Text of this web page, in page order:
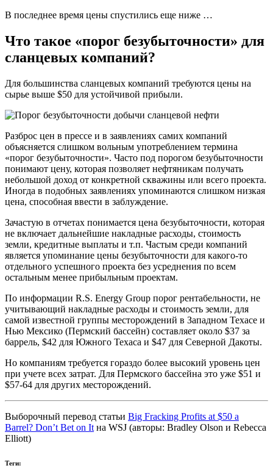
В последнее время цены спустились еще ниже …
Что такое «порог безубыточности» для
сланцевых компаний?
Для большинства сланцевых компаний требуются цены на
сырье выше $50 для устойчивой прибыли.
Разброс цен в прессе и в заявлениях самих компаний
объясняется слишком вольным употреблением термина
«порог безубыточности». Часто под порогом безубыточности
понимают цену, которая позволяет нефтяникам получать
небольшой доход от конкретной скважины или всего проекта.
Иногда в подобных заявлениях упоминаются слишком низкая
цена, способная ввести в заблуждение.
Зачастую в отчетах понимается цена безубыточности, которая
не включает дальнейшие накладные расходы, стоимость
земли, кредитные выплаты и т.п. Частым среди компаний
является упоминание цены безубыточности для какого-то
отдельного успешного проекта без усреднения по всем
остальным менее прибыльным проектам.
По информации R.S. Energy Group порог рентабельности, не
учитывающий накладные расходы и стоимость земли, для
самой известной группы месторождений в Западном Техасе и
Нью Мексико (Пермский бассейн) составляет около $37 за
баррель, $42 для Южного Техаса и $47 для Северной Дакоты.
Но компаниям требуется гораздо более высокий уровень цен
при учете всех затрат. Для Пермского бассейна это уже $51 и
$57-64 для других месторождений.
Выборочный перевод статьи Big Fracking Profits at $50 a
Barrel? Don’t Bet on It на WSJ (авторы: Bradley Olson и Rebecca
Elliott)
Теги: